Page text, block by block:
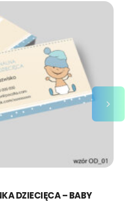
DZIECIĘCA – BABY